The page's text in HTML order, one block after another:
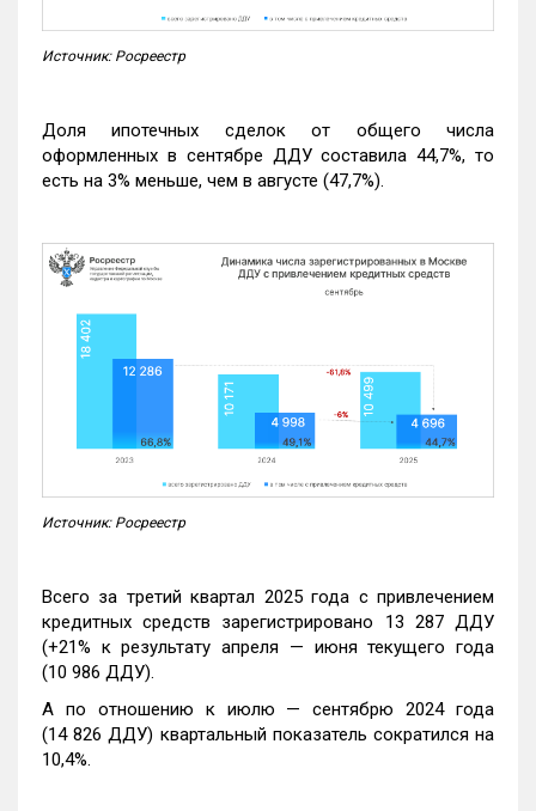
Источник: Росреестр
Доля ипотечных сделок от общего числа
оформленных в сентябре ДДУ составила 44,7%, то
есть на 3% меньше, чем в августе (47,7%).
Источник: Росреестр
Всего за третий квартал 2025 года с привлечением
кредитных средств зарегистрировано 13 287 ДДУ
(+21% к результату апреля — июня текущего года
(10 986 ДДУ).
А по отношению к июлю — сентябрю 2024 года
(14 826 ДДУ) квартальный показатель сократился на
10,4%.